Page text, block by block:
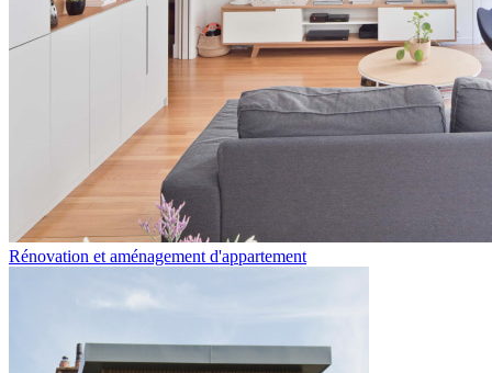
Rénovation et aménagement d'appartement